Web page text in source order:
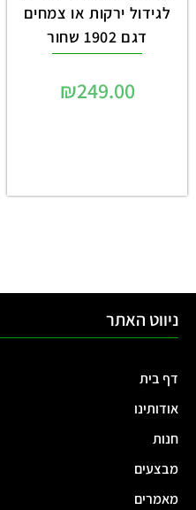
לגידול ירקות או צמחים
דגם 1902 שחור
₪249.00
ניווט האתר
דף בית
אודותינו
חנות
מבצעים
מאמרים